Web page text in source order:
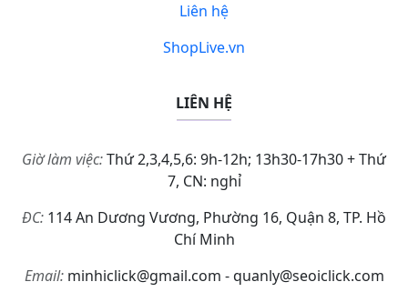
Liên hệ
ShopLive.vn
LIÊN HỆ
Giờ làm việc:Thứ 2,3,4,5,6: 9h-12h; 13h30-17h30 + Thứ
7, CN: nghỉ
ĐC: 114 An Dương Vương, Phường 16, Quận 8, TP. Hồ
Chí Minh
Email:minhiclick@gmail.com - quanly@seoiclick.com